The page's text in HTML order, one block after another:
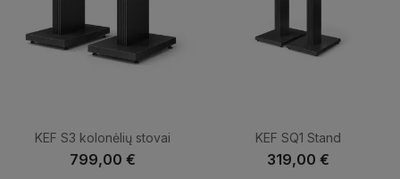
KEF S3 kolonėlių stovai
799,00 €
KEF SQ1 Stand
319,00 €